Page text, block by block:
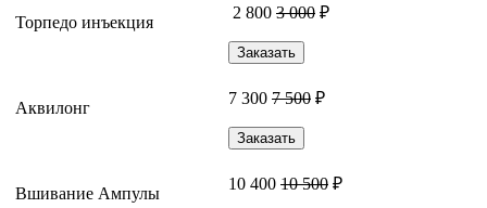
Торпедо инъекция
2 800 3 000 ₽
Заказать
Аквилонг
7 300 7 500 ₽
Заказать
Вшивание Ампулы
10 400 10 500 ₽